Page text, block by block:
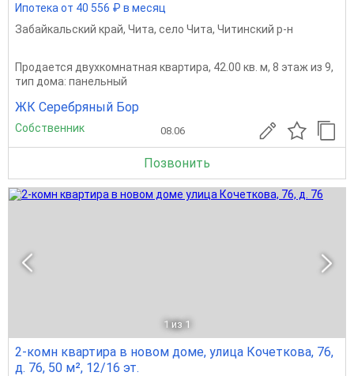
Ипотека от 40 556 ₽ в месяц
Забайкальский край, Чита, село Чита, Читинский р-н
Продается двухкомнатная квартира, 42.00 кв. м, 8 этаж из 9,
тип дома: панельный
ЖК Серебряный Бор
Собственник 08.06
Позвонить
1 из 1
2-комн квартира в новом доме, улица Кочеткова, 76,
д. 76, 50 м², 12/16 эт.